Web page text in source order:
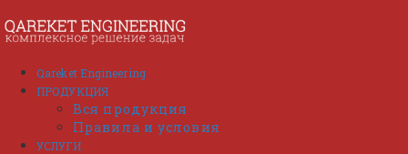
к
содержимому
Qareket Engineering
ПРОДУКЦИЯ
Вся продукция
Правила и условия
УСЛУГИ